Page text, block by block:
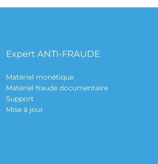
Expert ANTI-FRAUDE
Matériel monétique
Matériel fraude documentaire
Support
Mise à jour